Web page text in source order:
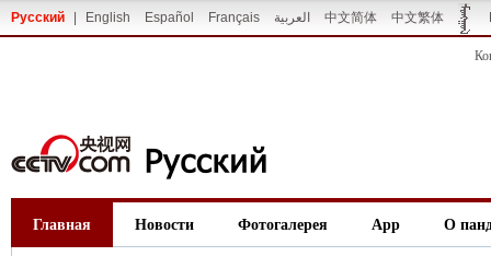
Русский English Español Français العربية 中文简体 中文繁体
Главная Новости Фотогалерея App О